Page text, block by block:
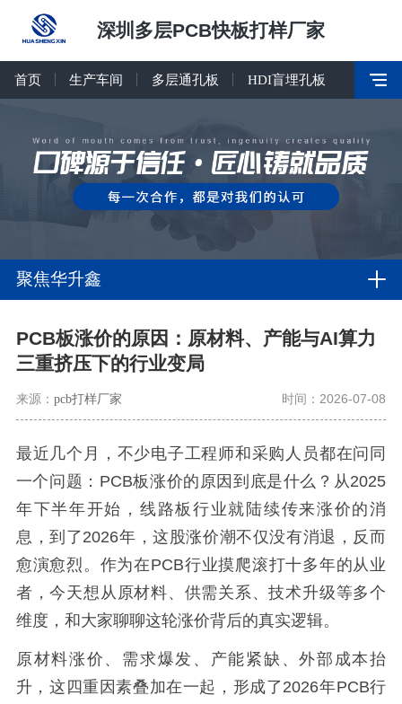
深圳多层PCB快板打样厂家
首页 生产车间 多层通孔板 HDI盲埋孔板
聚焦华升鑫
PCB板涨价的原因：原材料、产能与AI算力
三重挤压下的行业变局
来源： pcb打样厂家 时间：2026-07-08
最近几个月，不少电子工程师和采购人员都在问同
一个问题：PCB板涨价的原因到底是什么？从2025
年下半年开始，线路板行业就陆续传来涨价的消
息，到了2026年，这股涨价潮不仅没有消退，反而
愈演愈烈。作为在PCB行业摸爬滚打十多年的从业
者，今天想从原材料、供需关系、技术升级等多个
维度，和大家聊聊这轮涨价背后的真实逻辑。
原材料涨价、需求爆发、产能紧缺、外部成本抬
升，这四重因素叠加在一起，形成了2026年PCB行